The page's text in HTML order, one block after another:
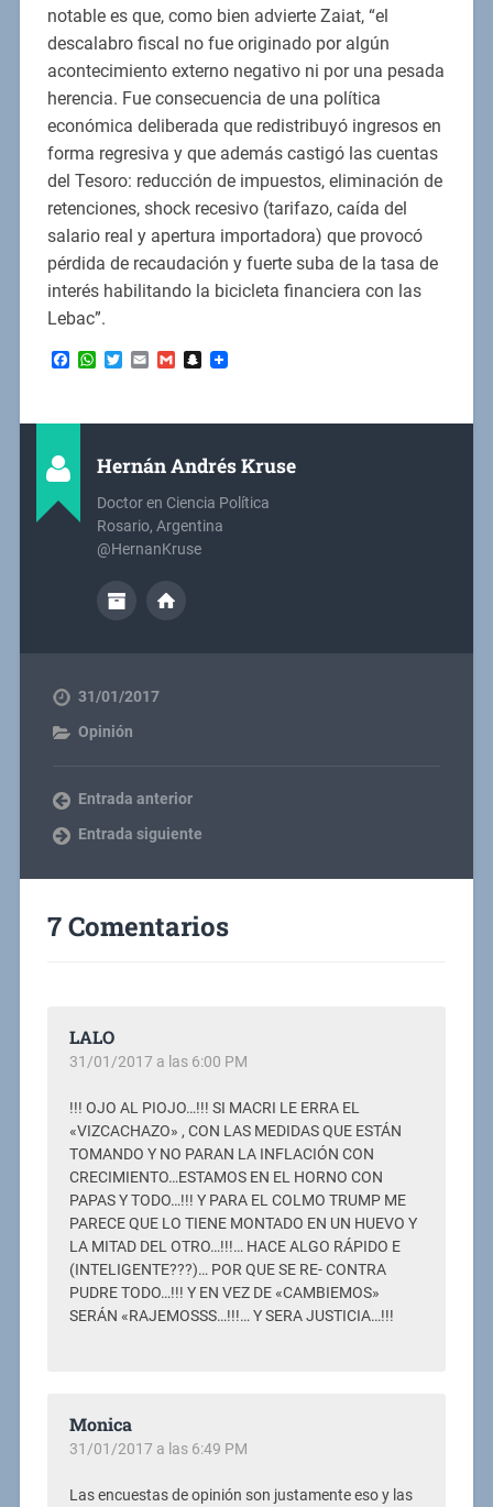
notable es que, como bien advierte Zaiat, “el
descalabro fiscal no fue originado por algún
acontecimiento externo negativo ni por una pesada
herencia. Fue consecuencia de una política
económica deliberada que redistribuyó ingresos en
forma regresiva y que además castigó las cuentas
del Tesoro: reducción de impuestos, eliminación de
retenciones, shock recesivo (tarifazo, caída del
salario real y apertura importadora) que provocó
pérdida de recaudación y fuerte suba de la tasa de
interés habilitando la bicicleta financiera con las
Lebac”.
Facebook
WhatsApp
Twitter
EmailGmailSnapchat
Hernán Andrés Kruse
Doctor en Ciencia Política
Rosario, Argentina
@HernanKruse
31/01/2017
Opinión
Entrada anterior
Entrada siguiente
7 Comentarios
LALO
31/01/2017 a las 6:00 PM
!!! OJO AL PIOJO…!!! SI MACRI LE ERRA EL
«VIZCACHAZO» , CON LAS MEDIDAS QUE ESTÁN
TOMANDO Y NO PARAN LA INFLACIÓN CON
CRECIMIENTO…ESTAMOS EN EL HORNO CON
PAPAS Y TODO…!!! Y PARA EL COLMO TRUMP ME
PARECE QUE LO TIENE MONTADO EN UN HUEVO Y
LA MITAD DEL OTRO…!!!… HACE ALGO RÁPIDO E
(INTELIGENTE???)… POR QUE SE RE- CONTRA
PUDRE TODO…!!! Y EN VEZ DE «CAMBIEMOS»
SERÁN «RAJEMOSSS…!!!… Y SERA JUSTICIA…!!!
Monica
31/01/2017 a las 6:49 PM
Las encuestas de opinión son justamente eso y las